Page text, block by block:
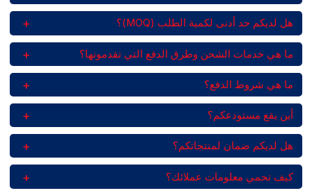
هل لديكم حد أدنى لكمية الطلب (MOQ)؟
ما هي خدمات الشحن وطرق الدفع التي تقدمونها؟
ما هي شروط الدفع؟
أين يقع مستودعكم؟
هل لديكم ضمان لمنتجاتكم؟
كيف تحمي معلومات عملائك؟